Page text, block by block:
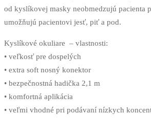
od kyslíkovej masky neobmedzujú pacienta
umožňujú pacientovi jesť, piť a pod.
Kyslíkové okuliare – vlastnosti:
• veľkosť pre dospelých
• extra soft nosný konektor
• bezpečnostná hadička 2,1 m
• komfortná aplikácia
• veľmi vhodné pri podávaní nízkych